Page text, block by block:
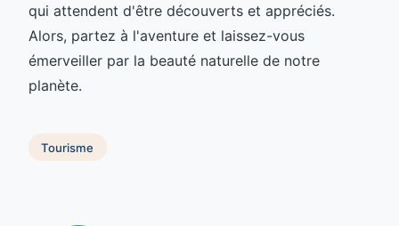
qui attendent d'être découverts et appréciés.
Alors, partez à l'aventure et laissez-vous
émerveiller par la beauté naturelle de notre
planète.
Tourisme